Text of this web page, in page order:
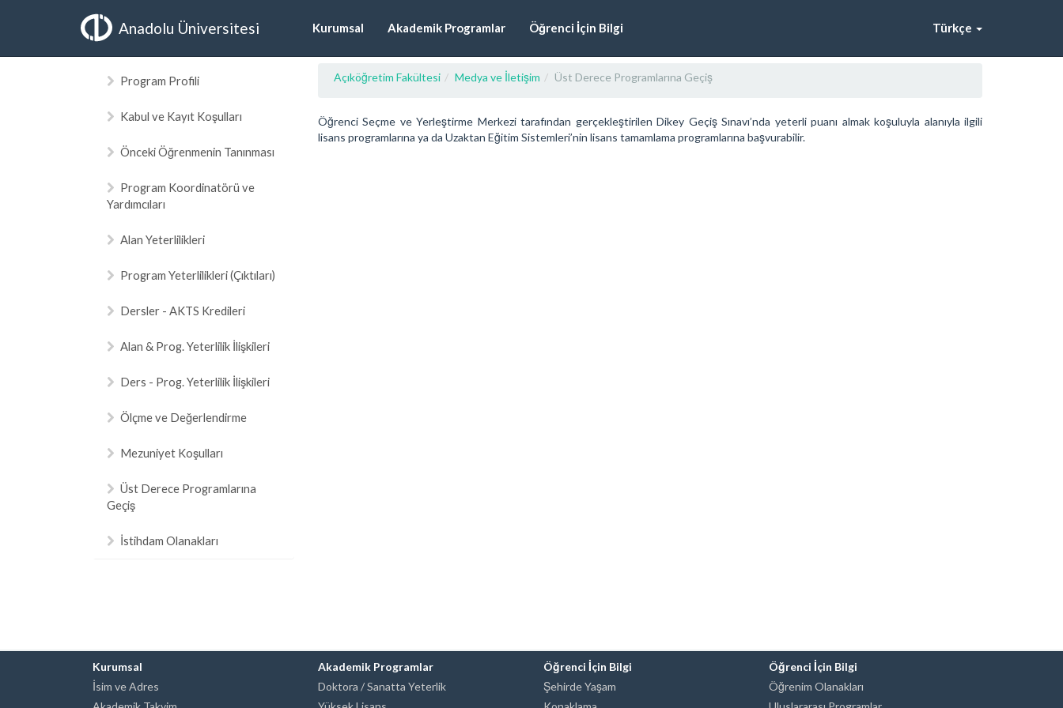
Anadolu Üniversitesi Kurumsal Akademik Programlar Öğrenci İçin Bilgi Türkçe
Program Profili
Kabul ve Kayıt Koşulları
Önceki Öğrenmenin Tanınması
Program Koordinatörü ve
Yardımcıları
Alan Yeterlilikleri
Program Yeterlilikleri (Çıktıları)
Dersler - AKTS Kredileri
Alan & Prog. Yeterlilik İlişkileri
Ders - Prog. Yeterlilik İlişkileri
Ölçme ve Değerlendirme
Mezuniyet Koşulları
Üst Derece Programlarına
Geçiş
İstihdam Olanakları
Açıköğretim Fakültesi Medya ve İletişim Üst Derece Programlarına Geçiş
Öğrenci Seçme ve Yerleştirme Merkezi tarafından gerçekleştirilen Dikey Geçiş Sınavı’nda yeterli puanı almak koşuluyla alanıyla ilgili
lisans programlarına ya da Uzaktan Eğitim Sistemleri’nin lisans tamamlama programlarına başvurabilir.
Kurumsal
İsim ve Adres
Akademik Programlar
Doktora / Sanatta Yeterlik
Öğrenci İçin Bilgi
Şehirde Yaşam
Öğrenci İçin Bilgi
Öğrenim Olanakları